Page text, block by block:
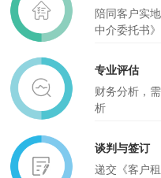
陪同客户实
中介委托书》
专业评估
财务分析，
析
谈判与签订
递交《客户